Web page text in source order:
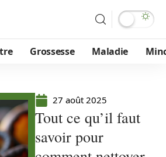
Grossesse Maladie
27 août 2025
Tout ce qu’il faut
savoir pour